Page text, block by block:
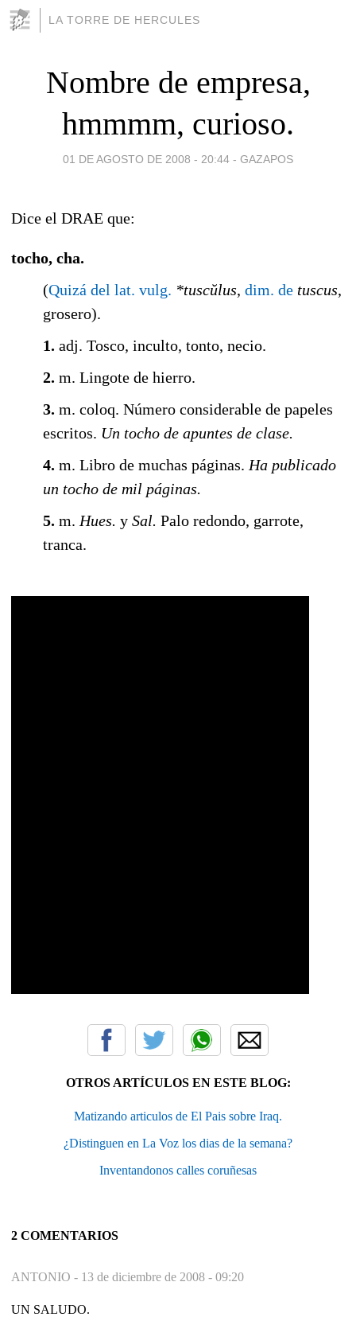
LA TORRE DE HERCULES
Nombre de empresa,
hmmmm, curioso.
01 DE AGOSTO DE 2008 - 20:44 - GAZAPOS
Dice el DRAE que:
tocho, cha.
(Quizá del lat. vulg. *tuscŭlus, dim. de tuscus,
grosero).
1. adj. Tosco, inculto, tonto, necio.
2. m. Lingote de hierro.
3. m. coloq. Número considerable de papeles
escritos. Un tocho de apuntes de clase.
4. m. Libro de muchas páginas. Ha publicado
un tocho de mil páginas.
5. m. Hues. y Sal. Palo redondo, garrote,
tranca.
OTROS ARTÍCULOS EN ESTE BLOG:
Matizando articulos de El Pais sobre Iraq.
¿Distinguen en La Voz los dias de la semana?
Inventandonos calles coruñesas
2 COMENTARIOS
ANTONIO - 13 de diciembre de 2008 - 09:20
UN SALUDO.